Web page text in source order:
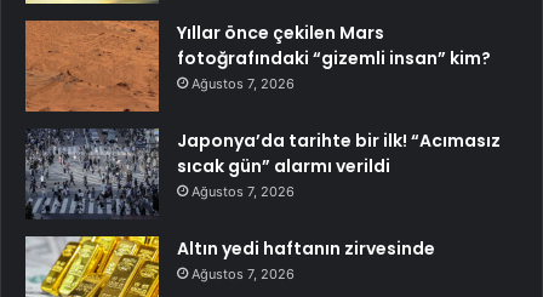
Yıllar önce çekilen Mars
fotoğrafındaki “gizemli insan” kim?
Ağustos 7, 2026
Japonya’da tarihte bir ilk! “Acımasız
sıcak gün” alarmı verildi
Ağustos 7, 2026
Altın yedi haftanın zirvesinde
Ağustos 7, 2026